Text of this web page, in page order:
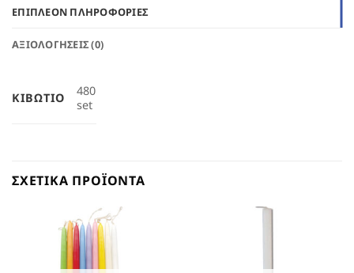
ΕΠΙΠΛΈΟΝ ΠΛΗΡΟΦΟΡΊΕΣ
ΑΞΙΟΛΟΓΉΣΕΙΣ (0)
ΚΙΒΏΤΙΟ
480
set
ΣΧΕΤΙΚΆ ΠΡΟΪΌΝΤΑ